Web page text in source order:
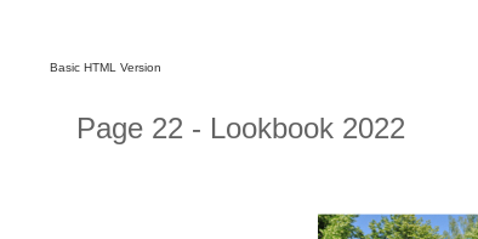
Basic HTML Version
Page 22 - Lookbook 2022